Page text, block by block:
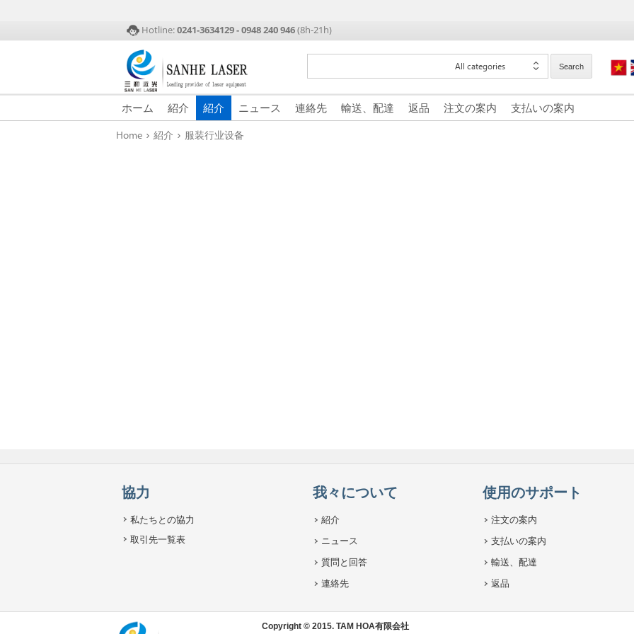
Hotline:0241-3634129 - 0948 240 946(8h-21h)
All categories Search
ホーム 紹介 紹介 ニュース 連絡先 輸送、配達 返品 注文の案内 支払いの案内
Home › 紹介 › 服装行业设备
協力
私たちとの協力
取引先一覧表
我々について
紹介
ニュース
質問と回答
連絡先
使用のサポート
注文の案内
支払いの案内
輸送、配達
返品
Copyright © 2015. TAM HOA有限会社